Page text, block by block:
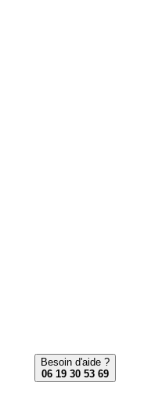
Besoin d'aide ?
06 19 30 53 69